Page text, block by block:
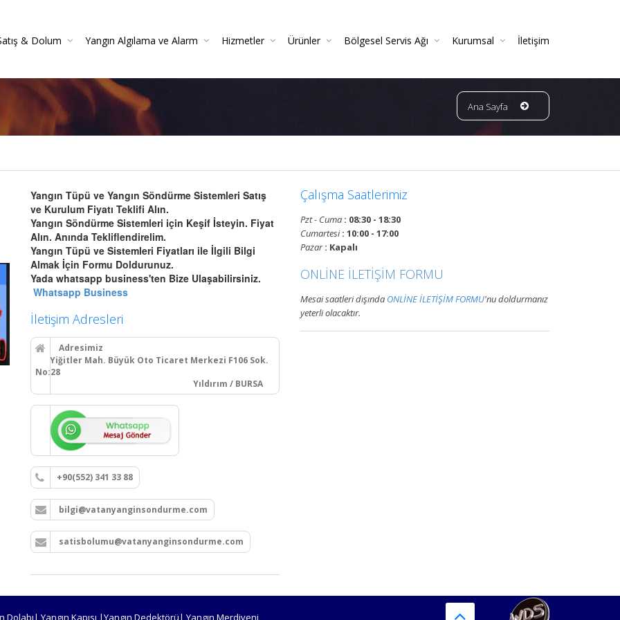
& Dolum Yangın Algılama ve Alarm Hizmetler Ürünler Bölgesel Servis Ağı Kurumsal İletişim
Ana Sayfa
Yangın Tüpü ve Yangın Söndürme Sistemleri Satış
ve Kurulum Fiyatı Teklifi Alın.
Yangın Söndürme Sistemleri için Keşif İsteyin. Fiyat
Alın. Anında Tekliflendirelim.
Yangın Tüpü ve Sistemleri Fiyatları ile İlgili Bilgi
Almak İçin Formu Doldurunuz.
Yada whatsapp business'ten Bize Ulaşabilirsiniz.
Whatsapp Business
İletişim Adresleri
Adresimiz
Yiğitler Mah. Büyük Oto Ticaret Merkezi F106 Sok.
No:28
Yıldırım / BURSA
+90(552) 341 33 88
bilgi@vatanyanginsondurme.com
satisbolumu@vatanyanginsondurme.com
Çalışma Saatlerimiz
Pzt - Cuma : 08:30 - 18:30
Cumartesi: 10:00 - 17:00
Pazar: Kapalı
ONLİNE İLETİŞİM FORMU
Mesai saatleri dışında ONLİNE İLETİŞİM FORMU'nu doldurmanız
yeterli olacaktır.
Yangın Kapısı |Yangın Dedektörü| Yangın Merdiveni